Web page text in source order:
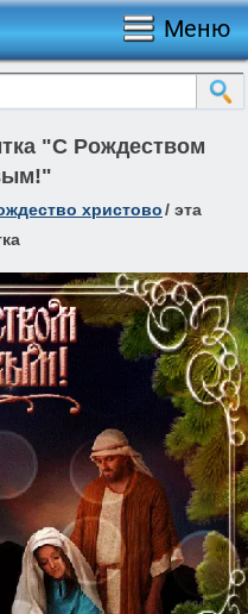
Меню
"С Рождеством
христово/ эта